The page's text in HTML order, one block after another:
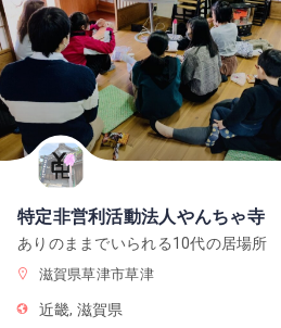
特定非営利活動法人やんちゃ寺
ありのままでいられる10代の居場所
滋賀県草津市草津
近畿 滋賀県